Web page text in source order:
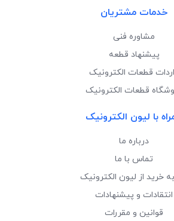
خدمات مشتریان
مشاوره فنی
پیشنهاد قطعه
قطعات الکترونیک
قطعات الکترونیک
با لیون الکترونیک
درباره ما
تماس با ما
خرید از لیون الکترونیک
انتقادات و پیشنهادات
قوانین و مقررات